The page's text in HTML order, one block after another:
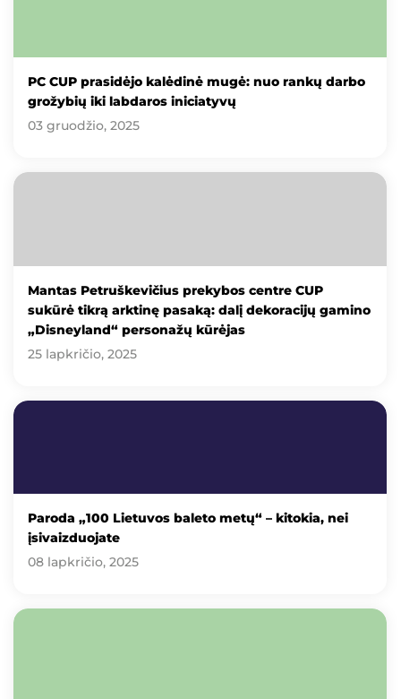
PC CUP prasidėjo kalėdinė mugė: nuo rankų darbo
grožybių iki labdaros iniciatyvų
03 gruodžio, 2025
Mantas Petruškevičius prekybos centre CUP
sukūrė tikrą arktinę pasaką: dalį dekoracijų gamino
„Disneyland“ personažų kūrėjas
25 lapkričio, 2025
Paroda „100 Lietuvos baleto metų“ – kitokia, nei
įsivaizduojate
08 lapkričio, 2025